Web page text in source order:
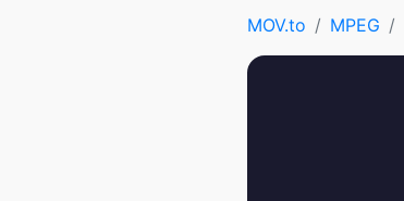
MOV.to MPEG